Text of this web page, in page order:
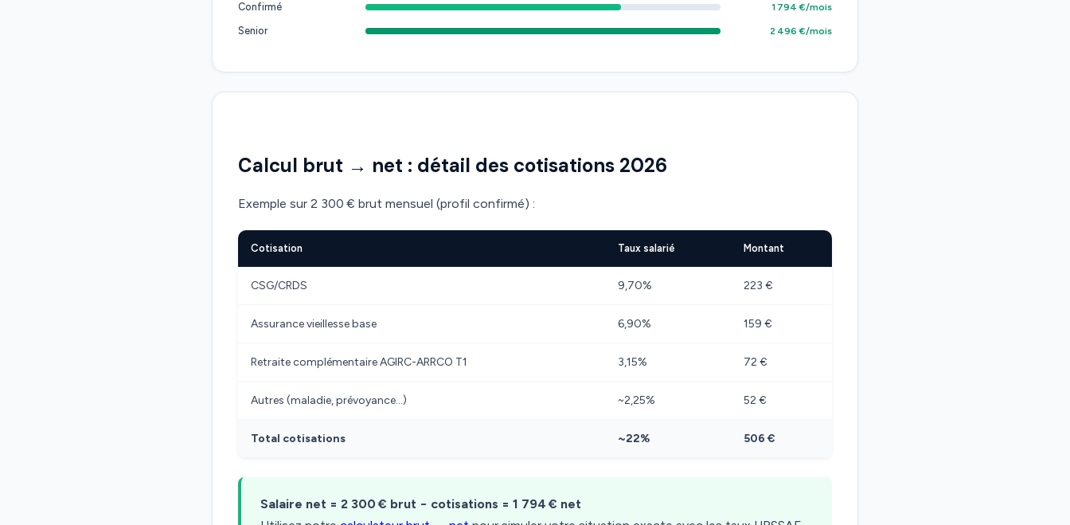
Confirmé 1 794 €/mois
Senior 2 496 €/mois
Calcul brut → net : détail des cotisations 2026
Exemple sur 2 300 € brut mensuel (profil confirmé) :
Cotisation Taux salarié Montant
CSG/CRDS 9,70% 223 €
Assurance vieillesse base 6,90% 159 €
Retraite complémentaire AGIRC-ARRCO T1 3,15% 72 €
Autres (maladie, prévoyance…) ~2,25% 52 €
Total cotisations ~22% 506 €
Salaire net = 2 300 € brut − cotisations = 1 794 € net